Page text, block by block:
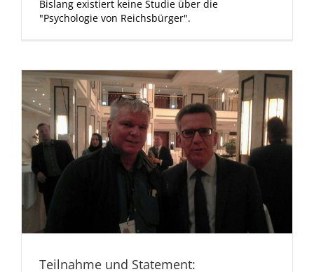
Bislang existiert keine Studie über die
"Psychologie von Reichsbürger".
Teilnahme und Statement: